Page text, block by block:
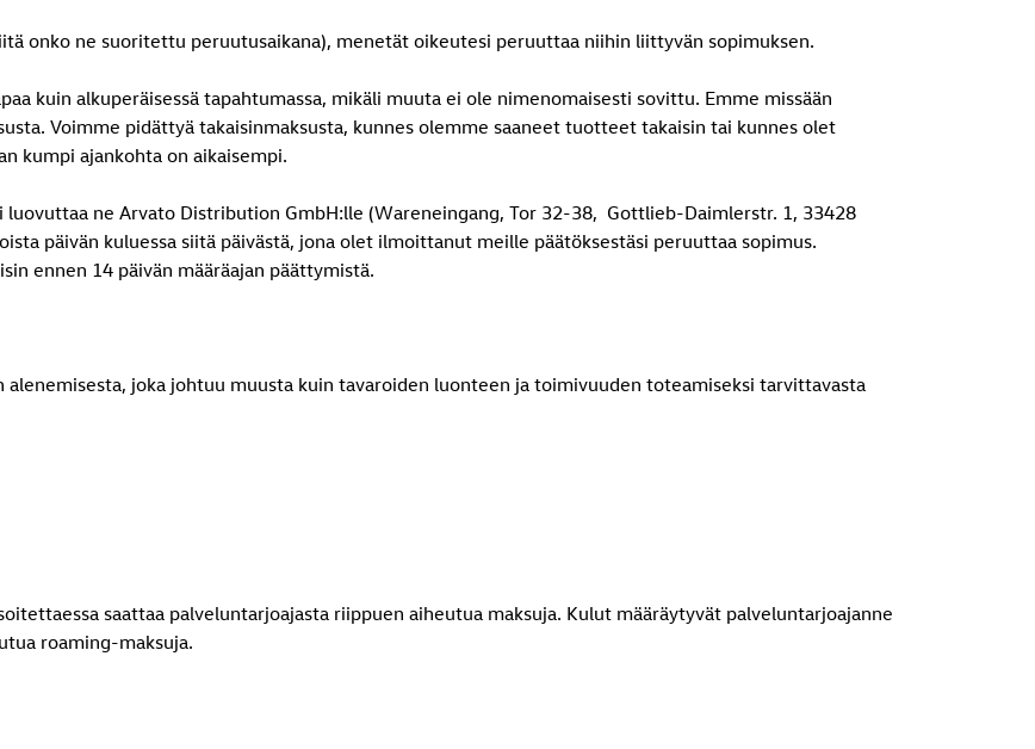
onko ne suoritettu peruutusaikana), menetät oikeutesi peruuttaa niihin liittyvän sopimuksen.
kuin alkuperäisessä tapahtumassa, mikäli muuta ei ole nimenomaisesti sovittu. Emme missään
Voimme pidättyä takaisinmaksusta, kunnes olemme saaneet tuotteet takaisin tai kunnes olet
kumpi ajankohta on aikaisempi.
ne Arvato Distribution GmbH:lle (Wareneingang, Tor 32-38, Gottlieb-Daimlerstr. 1, 33428
päivän kuluessa siitä päivästä, jona olet ilmoittanut meille päätöksestäsi peruuttaa sopimus.
ennen 14 päivän määräajan päättymistä.
alenemisesta, joka johtuu muusta kuin tavaroiden luonteen ja toimivuuden toteamiseksi tarvittavasta
saattaa palveluntarjoajasta riippuen aiheutua maksuja. Kulut määräytyvät palveluntarjoajanne
roaming-maksuja.